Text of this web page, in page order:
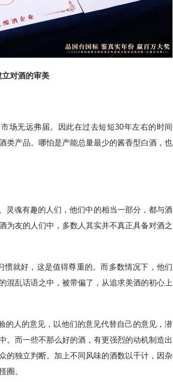
立对酒的审美
场无远弗届。因此在过去短短30年左右的时间
类产品。哪怕是产能总量最少的酱香型白酒，也
灵魂有趣的人们，他们中的相当一部分，都与酒
为友的人们中，多数人其实并不真正具备对酒之
惯就好，这是值得尊重的。而多数情况下，他们
混乱话语之中，被带偏了，从追求美酒的初心上
的人的意见，以他们的意见代替自己的意见，潜
。而一些不那么好的酒，有更强烈的动机制造出
的独立判断。加上不同风味的酒数以千计，因杂
。